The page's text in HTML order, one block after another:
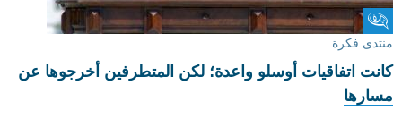
منتدى فكرة
منتدى فكرة
كانت اتفاقيات أوسلو واعدة؛ لكن المتطرفين أخرجوها عن
مسارها